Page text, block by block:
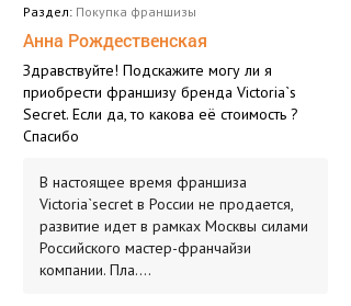
Раздел: Покупка франшизы
Анна Рождественская
Здравствуйте! Подскажите могу ли я
приобрести франшизу бренда Victoria`s
Secret. Если да, то какова её стоимость ?
Спасибо
В настоящее время франшиза
Victoria`secret в России не продается,
развитие идет в рамках Москвы силами
Российского мастер-франчайзи
компании. Пла....